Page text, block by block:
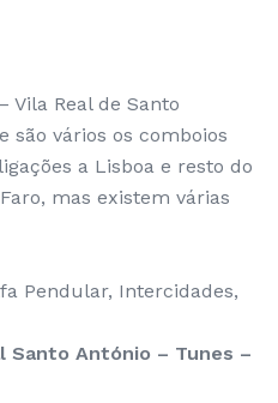
Vila Real de Santo
são vários os comboios
a Lisboa e resto do
mas existem várias
Pendular, Intercidades,
Santo António – Tunes –